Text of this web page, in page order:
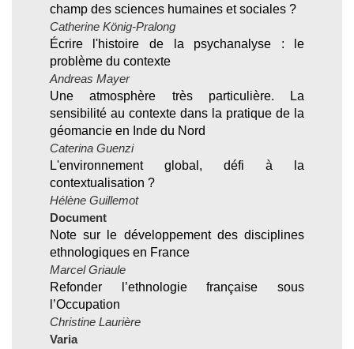
champ des sciences humaines et sociales ?
Catherine König-Pralong
Écrire l'histoire de la psychanalyse : le
problème du contexte
Andreas Mayer
Une atmosphère très particulière. La
sensibilité au contexte dans la pratique de la
géomancie en Inde du Nord
Caterina Guenzi
L'environnement global, défi à la
contextualisation ?
Hélène Guillemot
Document
Note sur le développement des disciplines
ethnologiques en France
Marcel Griaule
Refonder l’ethnologie française sous
l’Occupation
Christine Laurière
Varia